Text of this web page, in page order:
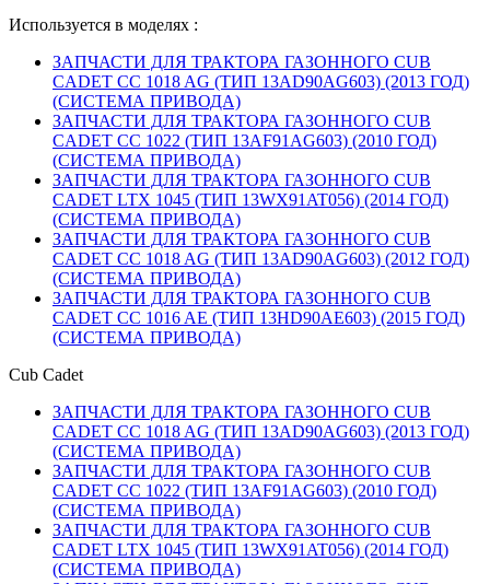
Используется в моделях :
ЗАПЧАСТИ ДЛЯ ТРАКТОРА ГАЗОННОГО CUB
CADET CC 1018 AG (ТИП 13AD90AG603) (2013 ГОД)
(СИСТЕМА ПРИВОДА)
ЗАПЧАСТИ ДЛЯ ТРАКТОРА ГАЗОННОГО CUB
CADET CC 1022 (ТИП 13AF91AG603) (2010 ГОД)
(СИСТЕМА ПРИВОДА)
ЗАПЧАСТИ ДЛЯ ТРАКТОРА ГАЗОННОГО CUB
CADET LTX 1045 (ТИП 13WX91AT056) (2014 ГОД)
(СИСТЕМА ПРИВОДА)
ЗАПЧАСТИ ДЛЯ ТРАКТОРА ГАЗОННОГО CUB
CADET CC 1018 AG (ТИП 13AD90AG603) (2012 ГОД)
(СИСТЕМА ПРИВОДА)
ЗАПЧАСТИ ДЛЯ ТРАКТОРА ГАЗОННОГО CUB
CADET CC 1016 AE (ТИП 13HD90AE603) (2015 ГОД)
(СИСТЕМА ПРИВОДА)
Cub Cadet
ЗАПЧАСТИ ДЛЯ ТРАКТОРА ГАЗОННОГО CUB
CADET CC 1018 AG (ТИП 13AD90AG603) (2013 ГОД)
(СИСТЕМА ПРИВОДА)
ЗАПЧАСТИ ДЛЯ ТРАКТОРА ГАЗОННОГО CUB
CADET CC 1022 (ТИП 13AF91AG603) (2010 ГОД)
(СИСТЕМА ПРИВОДА)
ЗАПЧАСТИ ДЛЯ ТРАКТОРА ГАЗОННОГО CUB
CADET LTX 1045 (ТИП 13WX91AT056) (2014 ГОД)
(СИСТЕМА ПРИВОДА)